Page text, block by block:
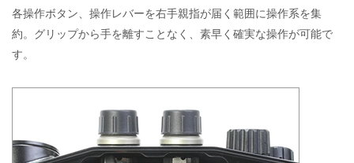
各操作ボタン、操作レバーを右手親指が届く範囲に操作系を集
約。グリップから手を離すことなく、素早く確実な操作が可能で
す。